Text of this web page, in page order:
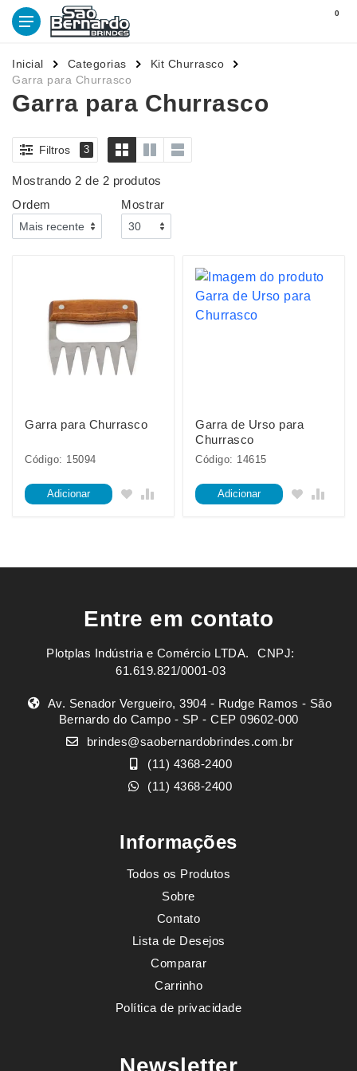
0
Inicial Categorias
Kit Churrasco
Garra para Churrasco
Garra para Churrasco
Filtros 3
Mostrando 2 de 2 produtos
Ordem
Mostrar
Garra para Churrasco
Código: 15094
Adicionar
Garra de Urso para
Churrasco
Código: 14615
Adicionar
Entre em contato
Plotplas Indústria e Comércio LTDA. ㅤㅤㅤ CNPJ:
61.619.821/0001-03
Av. Senador Vergueiro, 3904 - Rudge Ramos - São
Bernardo do Campo - SP - CEP 09602-000
brindes@saobernardobrindes.com.br
(11) 4368-2400
(11) 4368-2400
Informações
Todos os Produtos
Sobre
Contato
Lista de Desejos
Comparar
Carrinho
Política de privacidade
Newsletter